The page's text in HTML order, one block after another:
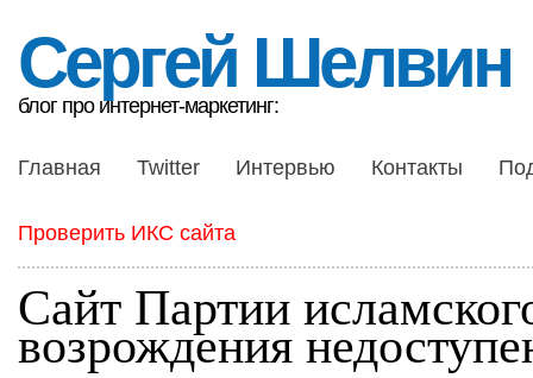
Сергей Шелвин
блог про интернет-маркетинг:
Главная Twitter Интервью Контакты
Проверить ИКС сайта
Сайт Партии
возрождения